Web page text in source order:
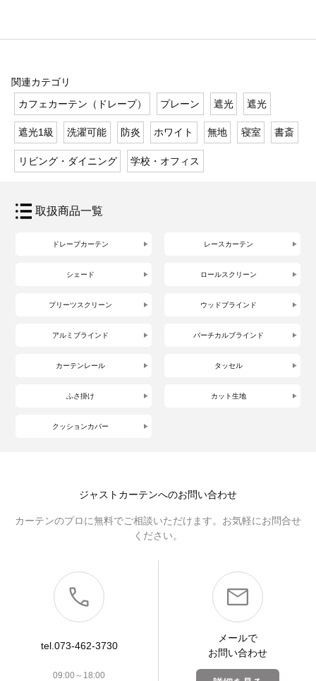
関連カテゴリ
カフェカーテン（ドレープ）
プレーン 遮光 遮光
遮光1級 洗濯可能 防炎 ホワイト 無地 寝室 書斎
リビング・ダイニング 学校・オフィス
取扱商品一覧
ドレープカーテン レースカーテン
シェード ロールスクリーン
プリーツスクリーン ウッドブラインド
アルミブラインド バーチカルブラインド
カーテンレール タッセル
ふさ掛け カット生地
クッションカバー
ジャストカーテンへのお問い合わせ
カーテンのプロに無料でご相談いただけます。お気軽にお問合せ
ください。
tel.073-462-3730
09:00～18:00
メールで
お問い合わせ